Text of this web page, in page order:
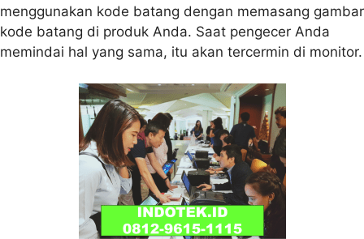
menggunakan kode batang dengan memasang gambar
kode batang di produk Anda. Saat pengecer Anda
memindai hal yang sama, itu akan tercermin di monitor.